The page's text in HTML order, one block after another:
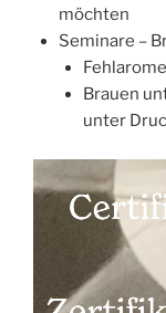
möchten
Seminare –
Brauen
unter
Player